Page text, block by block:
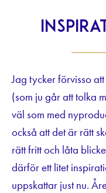
Jag tycker förvisso
(som ju går att tolka
väl som med
också att det är rätt
rätt fritt och låta
därför ett litet
uppskattar just nu.